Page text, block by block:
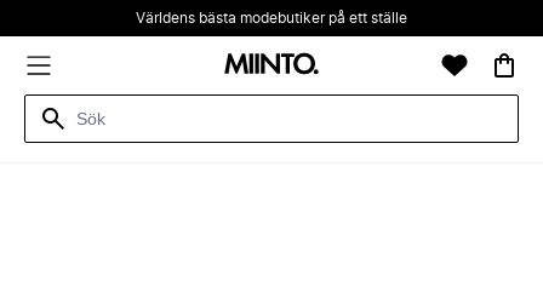
Världens bästa modebutiker på ett ställe